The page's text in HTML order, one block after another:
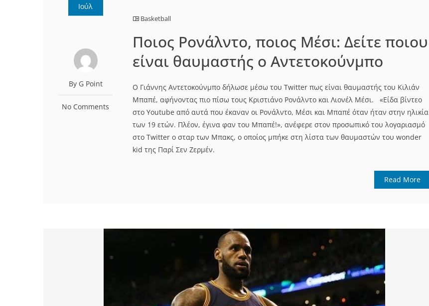
Ιούλ
By G Point
No Comments
Basketball
Ποιος Ρονάλντο, ποιος Μέσι: Δείτε ποιου
είναι θαυμαστής ο Αντετοκούνμπο
Ο Γιάννης Αντετοκούνμπο δήλωσε μέσω του Twitter πως είναι θαυμαστής του Κιλιάν
Μπαπέ, αφήνοντας πιο πίσω τους Κριστιάνο Ρονάλντο και Λιονέλ Μέσι. «Είδα βίντεο
στο Youtube από αυτά που έκαναν οι Ρονάλντο, Μέσι και Μπαπέ όταν ήταν στην ηλικία
των 19 ετών. Πλέον, έγινα φαν του Μπαπέ!», ανέφερε στον προσωπικό του λογαριασμό
στο Twitter ο σταρ των Μπακς, ο οποίος μπήκε στη λίστα των θαυμαστών του wonder
kid της Παρί Σεν Ζερμέν.
Read More